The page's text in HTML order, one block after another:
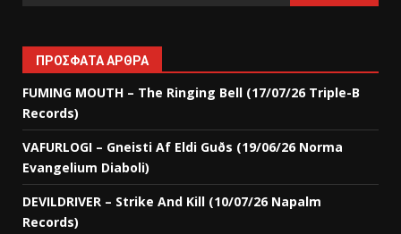
ΠΡΌΣΦΑΤΑ ΆΡΘΡΑ
FUMING MOUTH – The Ringing Bell (17/07/26 Triple-B
Records)
VAFURLOGI – Gneisti Af Eldi Guðs (19/06/26 Norma
Evangelium Diaboli)
DEVILDRIVER – Strike And Kill (10/07/26 Napalm
Records)